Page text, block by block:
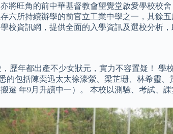
將旺角的前中華基督教會望覺堂啟愛學校校
六所持續辦學的前官立工業中學之一，其餘
校資訊網，提供全面的入學資訊及選校分析，
歷年都出產不少女狀元，實力不容置疑！
包括陳奕迅太太徐濠縈、梁芷珊、林希靈
遷 年9月升讀中一）。 本校以測驗、考試、